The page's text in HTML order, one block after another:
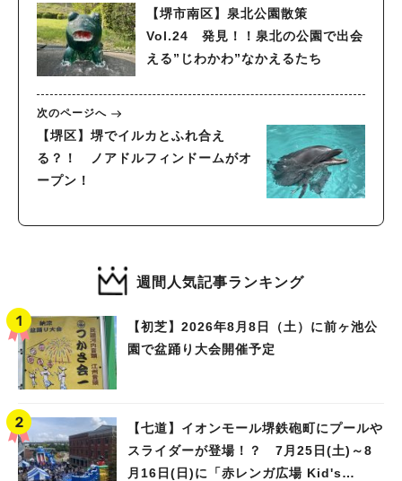
【堺市南区】泉北公園散策
Vol.24 発見！！泉北の公園で出会
える”じわかわ”なかえるたち
次のページへ
【堺区】堺でイルカとふれ合え
る？！ ノアドルフィンドームがオ
ープン！
週間人気記事ランキング
【初芝】2026年8月8日（土）に前ヶ池公
園で盆踊り大会開催予定
【七道】イオンモール堺鉄砲町にプールや
スライダーが登場！？ 7月25日(土)～8
月16日(日)に「赤レンガ広場 Kid's